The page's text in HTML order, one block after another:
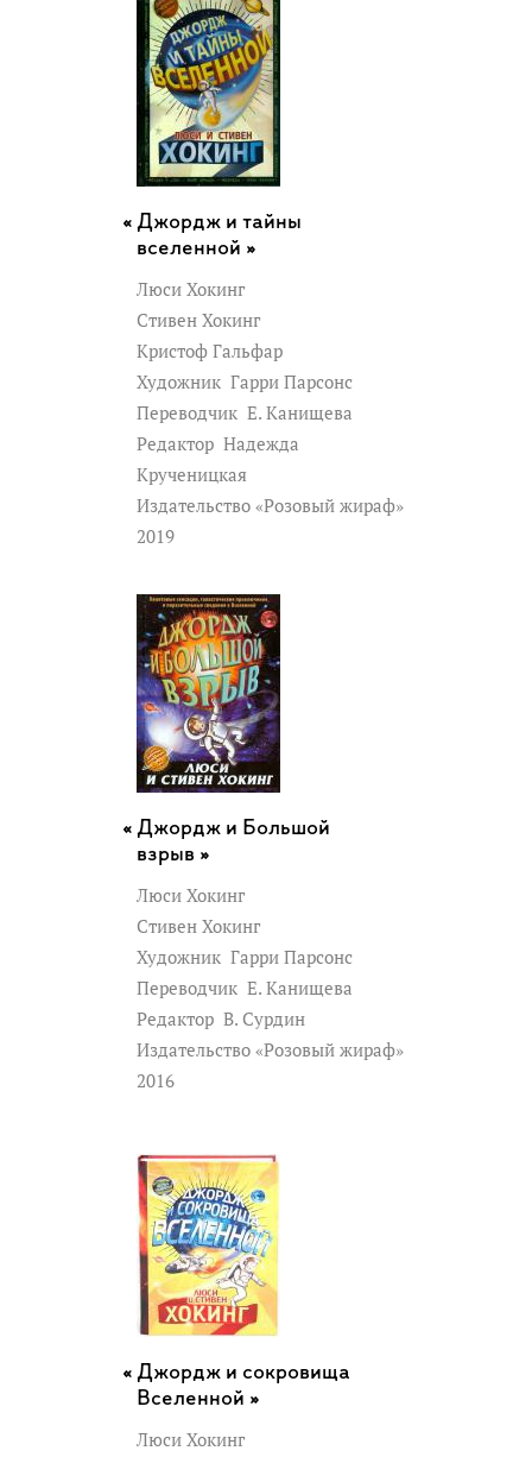
Джордж и тайны
вселенной »
Люси Хокинг
Стивен Хокинг
Кристоф Гальфар
Художник Гарри Парсонс
Переводчик Е. Канищева
Редактор Надежда
Крученицкая
Издательство «Розовый жираф»
2019
Джордж и Большой
взрыв »
Люси Хокинг
Стивен Хокинг
Художник Гарри Парсонс
Переводчик Е. Канищева
Редактор В. Сурдин
Издательство «Розовый жираф»
2016
Джордж и сокровища
Вселенной »
Люси Хокинг